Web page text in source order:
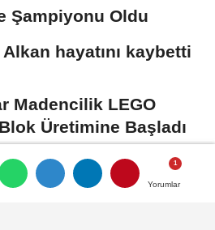
Yorumlar
Yorumlar
Şampiyonu Oldu
hayatını kaybetti
Madencilik LEGO
Üretimine Başladı